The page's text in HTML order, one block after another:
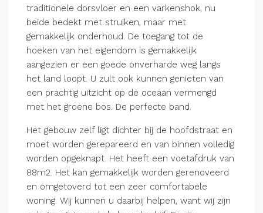
traditionele dorsvloer en een varkenshok, nu
beide bedekt met struiken, maar met
gemakkelijk onderhoud. De toegang tot de
hoeken van het eigendom is gemakkelijk
aangezien er een goede onverharde weg langs
het land loopt. U zult ook kunnen genieten van
een prachtig uitzicht op de oceaan vermengd
met het groene bos. De perfecte band.
Het gebouw zelf ligt dichter bij de hoofdstraat en
moet worden gerepareerd en van binnen volledig
worden opgeknapt. Het heeft een voetafdruk van
88m2. Het kan gemakkelijk worden gerenoveerd
en omgetoverd tot een zeer comfortabele
woning. Wij kunnen u daarbij helpen, want wij zijn